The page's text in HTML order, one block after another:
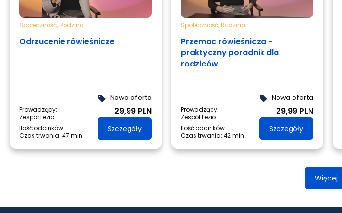
Społeczność,Rodzina
Odrzucenie rówieśnicze
Prowadzący:
Zespół Lezio
Ilość odcinków:
Czas trwania: 47 min
local_offer Nowa oferta
29,99 PLN
Szczegóły
Społeczność,Rodzina
Przemoc rówieśnicza -
praktyczny poradnik dla
rodziców
Prowadzący:
Zespół Lezio
Ilość odcinków:
Czas trwania: 42 min
local_offer Nowa oferta
29,99 PLN
Szczegóły
Więcej